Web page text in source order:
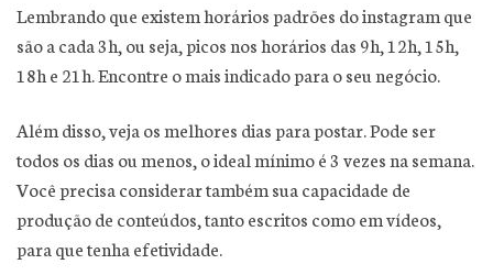
Lembrando que existem horários padrões do instagram que
são a cada 3h, ou seja, picos nos horários das 9h, 12h, 15h,
18h e 21h. Encontre o mais indicado para o seu negócio.
Além disso, veja os melhores dias para postar. Pode ser
todos os dias ou menos, o ideal mínimo é 3 vezes na semana.
Você precisa considerar também sua capacidade de
produção de conteúdos, tanto escritos como em vídeos,
para que tenha efetividade.